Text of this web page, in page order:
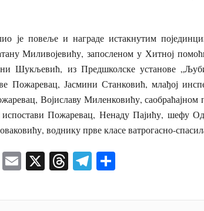
је повеље и награде истакнутим
Миливојевићу, запосленом у Хитној
Шукљевић, из Предшколске установе
Пожаревац, Јасмини Станковић, млађој
Војиславу Миленковићу,
испостави Пожаревац, Ненаду Пајићу, шефу
воднику прве класе ватрогасно-
WhatsApp
Email
X ThreadsTelegram